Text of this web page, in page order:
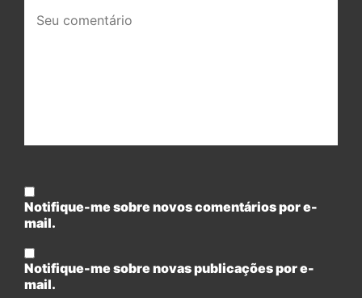
comentário:
Notifique-me sobre novos comentários por e-
mail.
Notifique-me sobre novas publicações por e-
mail.